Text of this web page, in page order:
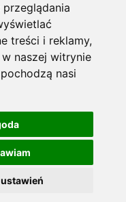
treści i reklamy,
naszej witrynie
nasi
8, 59-220 Legnica,
firmowym przy ul.
Zapraszamy do